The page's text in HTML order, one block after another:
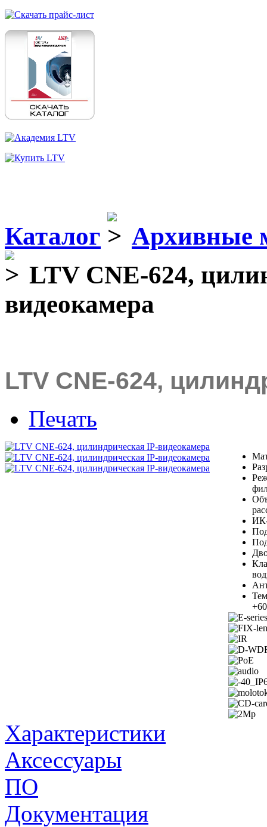
Каталог
Архивные
LTV CNE-624,
видеокамера
LTV CNE-624,
Печать
ИК-
Характеристики
Аксессуары
ПО
Документация